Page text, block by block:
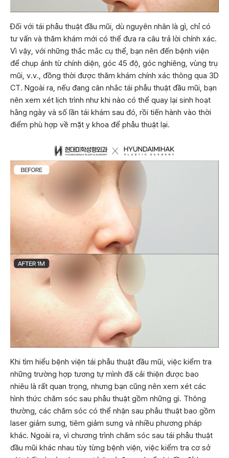
Đối với tái phẫu thuật đầu mũi, dù nguyên nhân là gì, chỉ có
tư vấn và thăm khám mới có thể đưa ra câu trả lời chính xác.
Vì vậy, với những thắc mắc cụ thể, bạn nên đến bệnh viện
để chụp ảnh từ chính diện, góc 45 độ, góc nghiêng, vùng trụ
mũi, v.v., đồng thời được thăm khám chính xác thông qua 3D
CT. Ngoài ra, nếu đang cân nhắc tái phẫu thuật đầu mũi, bạn
nên xem xét lịch trình như khi nào có thể quay lại sinh hoạt
hằng ngày và số lần tái khám sau đó, rồi tiến hành vào thời
điểm phù hợp về mặt y khoa để phẫu thuật lại.
Khi tìm hiểu bệnh viện tái phẫu thuật đầu mũi, việc kiểm tra
những trường hợp tương tự mình đã cải thiện được bao
nhiêu là rất quan trọng, nhưng bạn cũng nên xem xét các
hình thức chăm sóc sau phẫu thuật gồm những gì. Thông
thường, các chăm sóc có thể nhận sau phẫu thuật bao gồm
laser giảm sưng, tiêm giảm sưng và nhiều phương pháp
khác. Ngoài ra, vì chương trình chăm sóc sau tái phẫu thuật
đầu mũi khác nhau tùy từng bệnh viện, việc kiểm tra cơ sở